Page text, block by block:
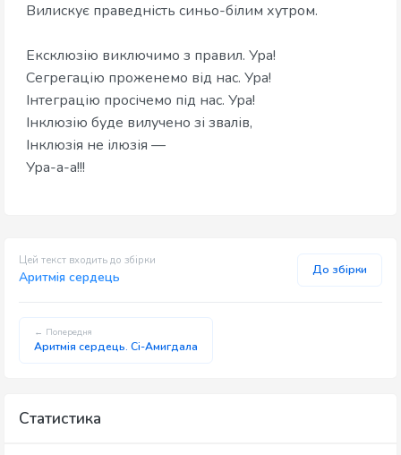
​Вилискує праведність синьо-білим хутром.
​Ексклюзію виключимо з правил. Ура!
​Сегрегацію проженемо від нас. Ура!
​Інтеграцію просічемо під нас. Ура!
​Інклюзію буде вилучено зі звалів,
​Інклюзія не ілюзія —
Ура-а-а!!!
Цей текст входить до збірки
Аритмія сердець До збірки
← Попередня
Аритмія сердець. Сі-Амигдала
Статистика